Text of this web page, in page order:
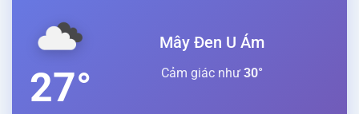
27°
Mây Đen U Ám
Cảm giác như 30°